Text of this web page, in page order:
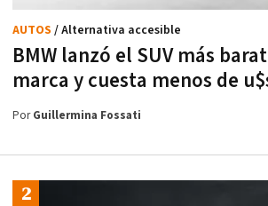
BMW lanzó el SUV más
marca y cuesta menos de
AUTOS / Alternativa accesible
PorGuillermina Fossati